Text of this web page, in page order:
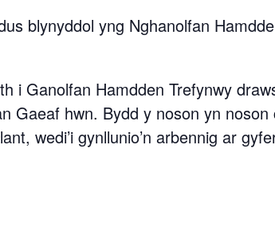
blynyddol yng Nghanolfan
i Ganolfan Hamdden Trefynwy
Gaeaf hwn. Bydd y noson yn
wedi’i gynllunio’n arbennig ar